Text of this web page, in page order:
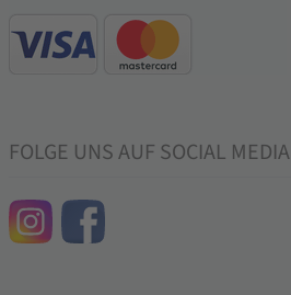
FOLGE UNS AUF SOCIAL MEDIA